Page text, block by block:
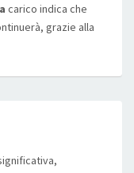
carico indica che
grazie alla